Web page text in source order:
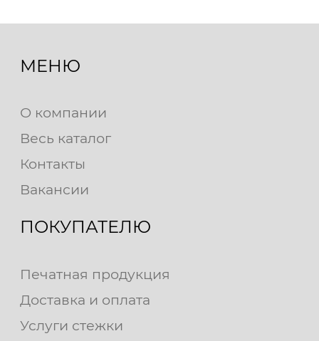
МЕНЮ
О компании
Весь каталог
Контакты
Вакансии
ПОКУПАТЕЛЮ
Печатная продукция
Доставка и оплата
Услуги стежки